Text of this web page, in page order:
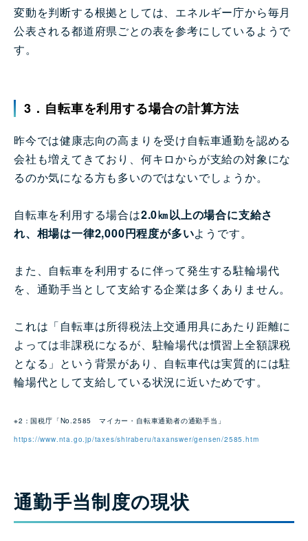
変動を判断する根拠としては、エネルギー庁から毎月
公表される都道府県ごとの表を参考にしているようで
す。
3．自転車を利用する場合の計算方法
昨今では健康志向の高まりを受け自転車通勤を認める
会社も増えてきており、何キロからが支給の対象にな
るのか気になる方も多いのではないでしょうか。
自転車を利用する場合は2.0㎞以上の場合に支給さ
れ、相場は一律2,000円程度が多いようです。
また、自転車を利用するに伴って発生する駐輪場代
を、通勤手当として支給する企業は多くありません。
これは「自転車は所得税法上交通用具にあたり距離に
よっては非課税になるが、駐輪場代は慣習上全額課税
となる」という背景があり、自転車代は実質的には駐
輪場代として支給している状況に近いためです。
※2：国税庁「No.2585 マイカー・自転車通勤者の通勤手当」
https://www.nta.go.jp/taxes/shiraberu/taxanswer/gensen/2585.htm
通勤手当制度の現状